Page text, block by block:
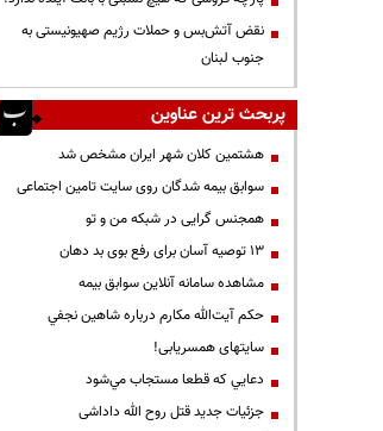
نقض آتش‌بس و حملات رژیم صهیونیستی به
جنوب لبنان
پربحث ترین عناوین
هشتمین کلان شهر ایران مشخص شد
سوابق بیمه شدگان روی سایت تامین اجتماعی
همجنس گرایی در شبکه من و تو
13 توصیه آسان برای رفع بوی بد دهان
مشاهده سامانه آنلاين سوابق بیمه
حكم آيت‌الله مكارم درباره شاهين نجفي
سایتهای همسریابی!
دعايي كه قطعا مستجاب مي‌شود
جزئیات جدید قتل روح الله داداشی